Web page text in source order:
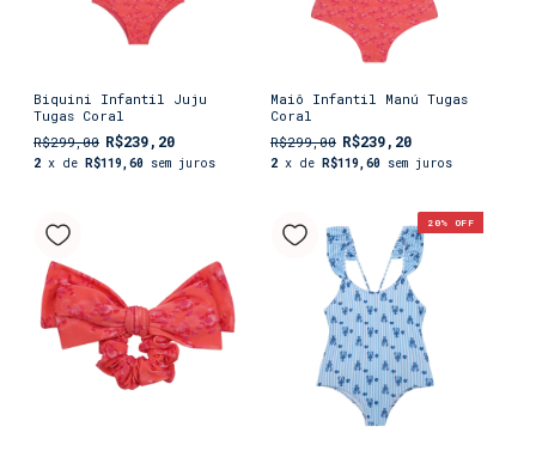
Biquini Infantil Juju
Tugas Coral
R$299,00 R$239,20
2 x de R$119,60 sem juros
Maiô Infantil Manú Tugas
Coral
R$299,00 R$239,20
2 x de R$119,60 sem juros
20% OFF